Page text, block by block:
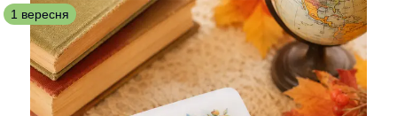
1 вересня